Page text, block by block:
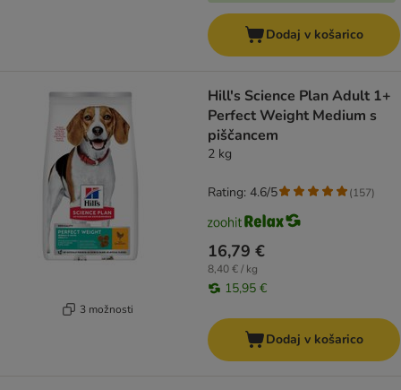
Dodaj v košarico
3 možnosti
Hill's Science Plan Adult 1+
Perfect Weight Medium s
piščancem
2 kg
16,79 €
8,40 € / kg
15,95 €
Rating: 4.6/5 (157)
Dodaj v košarico